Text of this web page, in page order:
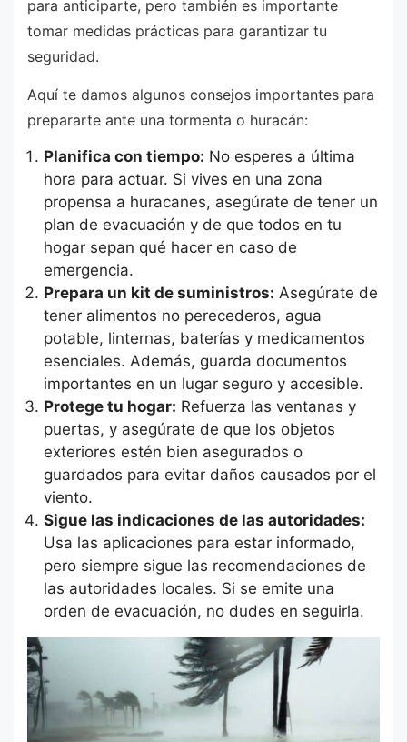
para anticiparte, pero también es importante
tomar medidas prácticas para garantizar tu
seguridad.
Aquí te damos algunos consejos importantes para
prepararte ante una tormenta o huracán:
Planifica con tiempo: No esperes a última
hora para actuar. Si vives en una zona
propensa a huracanes, asegúrate de tener un
plan de evacuación y de que todos en tu
hogar sepan qué hacer en caso de
emergencia.
Prepara un kit de suministros: Asegúrate de
tener alimentos no perecederos, agua
potable, linternas, baterías y medicamentos
esenciales. Además, guarda documentos
importantes en un lugar seguro y accesible.
Protege tu hogar: Refuerza las ventanas y
puertas, y asegúrate de que los objetos
exteriores estén bien asegurados o
guardados para evitar daños causados por el
viento.
Sigue las indicaciones de las autoridades:
Usa las aplicaciones para estar informado,
pero siempre sigue las recomendaciones de
las autoridades locales. Si se emite una
orden de evacuación, no dudes en seguirla.